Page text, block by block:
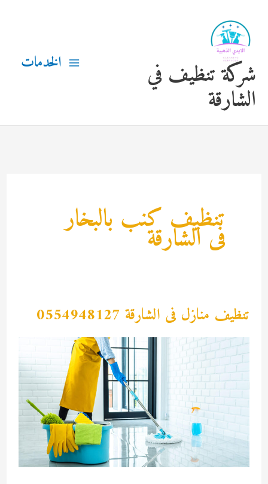
المحتوى
شركة تنظيف في
الشارقة
الخدمات
تنظيف كنب بالبخار
فى الشارقة
تنظيف منازل فى الشارقة 0554948127